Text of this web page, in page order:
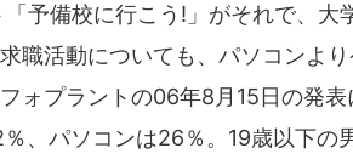
予備校に行こう!」がそれで、大
職活動についても、パソコンよ
ォプラントの06年8月15日の発
、パソコンは26％。19歳以下の